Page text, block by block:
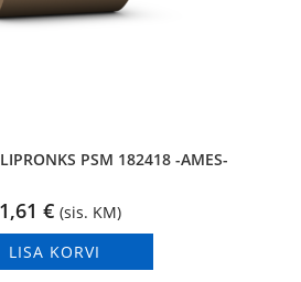
PSM 182418 -AMES-
€ (sis. KM)
LISA KORVI